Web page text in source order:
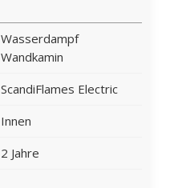
Wasserdampf
Wandkamin
ScandiFlames Electric
Innen
2 Jahre